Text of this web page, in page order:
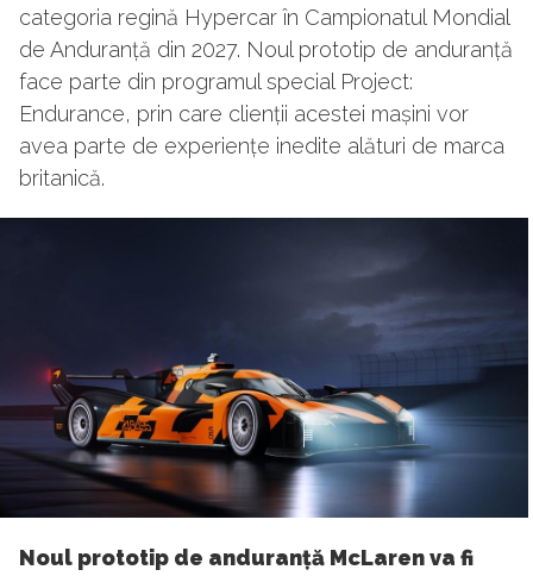
categoria regină Hypercar în Campionatul Mondial
de Anduranță din 2027. Noul prototip de anduranță
face parte din programul special Project:
Endurance, prin care clienții acestei mașini vor
avea parte de experiențe inedite alături de marca
britanică.
Noul prototip de anduranță McLaren va fi